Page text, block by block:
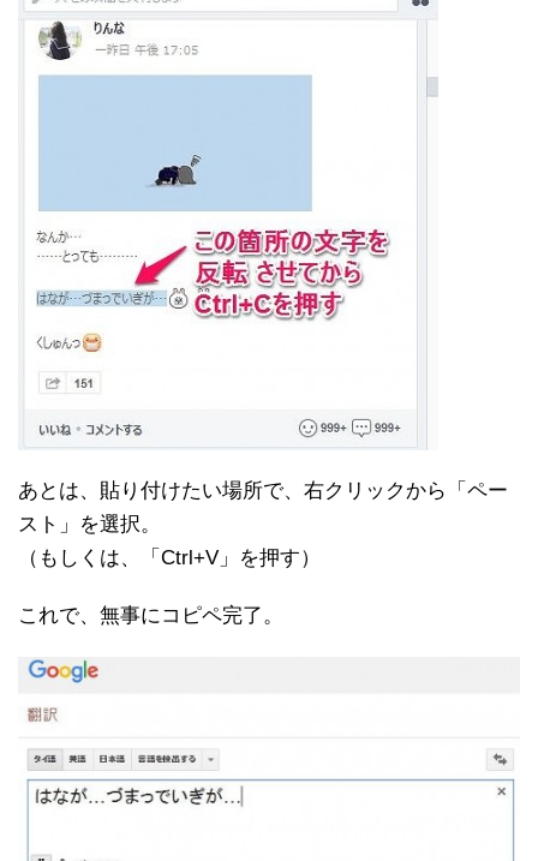
あとは、貼り付けたい場所で、右クリックから「ペー
スト」を選択。
（もしくは、「Ctrl+V」を押す）
これで、無事にコピペ完了。